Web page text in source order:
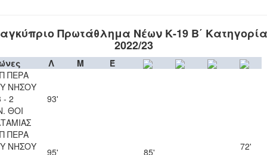
Πρωτάθλημα Νέων Κ-19 Β΄
2022/23
Λ Μ
Έ
ΠΕΡΑ
ΝΗΣΟΥ
- 2
ΘΟΙ
93'
ΠΕΡΑ
ΝΗΣΟΥ
95' 85'
72'